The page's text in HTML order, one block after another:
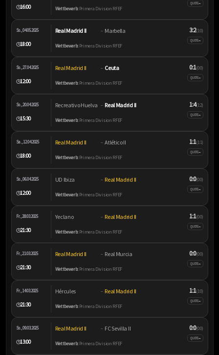
🕒16:00 Wettbewerb:Primera Division RFEF
QUOTE–
So., 04.05.2025
🕒18:00
Real Madrid II – Marbella
Wettbewerb:Primera Division RFEF
3:2(1:0)
QUOTE–
So., 27.04.2025
🕒12:00
Real Madrid II – Ceuta
Wettbewerb:Primera Division RFEF
0:1(0:0)
QUOTE–
So., 20.04.2025
🕒15:30
Recreativo Huelva – Real Madrid II
Wettbewerb:Primera Division RFEF
1:4(1:2)
QUOTE–
Sa., 12.04.2025
🕒18:00
Real Madrid II – Atlético II
Wettbewerb:Primera Division RFEF
1:1(1:1)
QUOTE–
So., 06.04.2025
🕒12:00
UD Ibiza – Real Madrid II
Wettbewerb:Primera Division RFEF
0:0(0:0)
QUOTE–
Fr., 28.03.2025
🕒21:30
Yeclano – Real Madrid II
Wettbewerb:Primera Division RFEF
1:1(0:0)
QUOTE–
Fr., 21.03.2025
🕒21:30
Real Madrid II – Real Murcia
Wettbewerb:Primera Division RFEF
0:0(0:0)
QUOTE–
Fr., 14.03.2025
🕒21:30
Hércules – Real Madrid II
Wettbewerb:Primera Division RFEF
1:1(1:0)
QUOTE–
So., 09.03.2025
🕒13:00
Real Madrid II – FC Sevilla II
Wettbewerb:Primera Division RFEF
0:0(0:0)
QUOTE–